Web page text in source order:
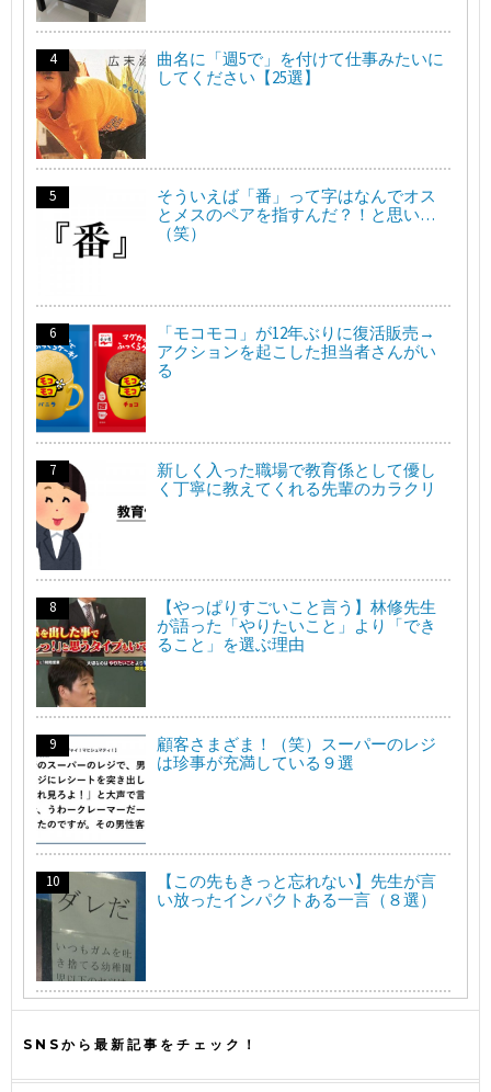
曲名に「週5で」を付けて仕事みたいに
してください【25選】
そういえば「番」って字はなんでオス
とメスのペアを指すんだ？！と思い…
（笑）
「モコモコ」が12年ぶりに復活販売→
アクションを起こした担当者さんがい
る
新しく入った職場で教育係として優し
く丁寧に教えてくれる先輩のカラクリ
【やっぱりすごいこと言う】林修先生
が語った「やりたいこと」より「でき
ること」を選ぶ理由
顧客さまざま！（笑）スーパーのレジ
は珍事が充満している９選
【この先もきっと忘れない】先生が言
い放ったインパクトある一言（８選）
SNSから最新記事をチェック！